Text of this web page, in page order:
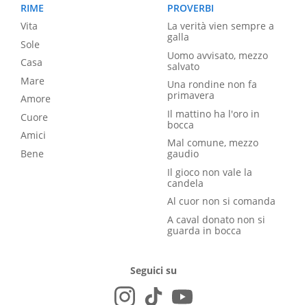
RIME
Vita
Sole
Casa
Mare
Amore
Cuore
Amici
Bene
PROVERBI
La verità vien sempre a
galla
Uomo avvisato, mezzo
salvato
Una rondine non fa
primavera
Il mattino ha l'oro in
bocca
Mal comune, mezzo
gaudio
Il gioco non vale la
candela
Al cuor non si comanda
A caval donato non si
guarda in bocca
Seguici su